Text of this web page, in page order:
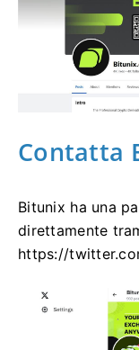
Contatta
Bitunix ha una
direttamente
https://